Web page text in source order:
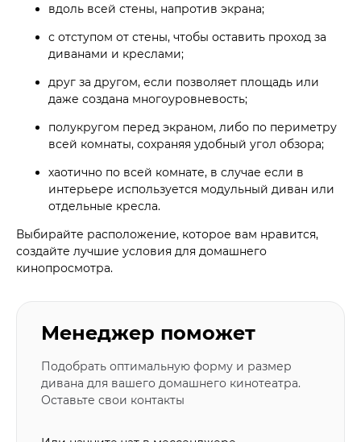
вдоль всей стены, напротив экрана;
с отступом от стены, чтобы оставить проход за
диванами и креслами;
друг за другом, если позволяет площадь или
даже создана многоуровневость;
полукругом перед экраном, либо по периметру
всей комнаты, сохраняя удобный угол обзора;
хаотично по всей комнате, в случае если в
интерьере используется модульный диван или
отдельные кресла.
Выбирайте расположение, которое вам нравится,
создайте лучшие условия для домашнего
кинопросмотра.
Менеджер поможет
Подобрать оптимальную форму и размер
дивана для вашего домашнего кинотеатра.
Оставьте свои контакты